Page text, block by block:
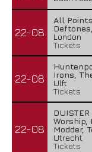
22-08
All
London
Tickets
22-08
Irons,
Ulft
Tickets
22-08
Worship,
Modder,
Utrecht
Tickets